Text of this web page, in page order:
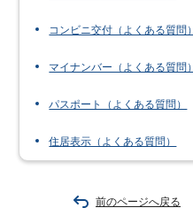
コンビニ交付（よくある質問）
マイナンバー（よくある質問）
パスポート（よくある質問）
住居表示（よくある質問）
前のページへ戻る